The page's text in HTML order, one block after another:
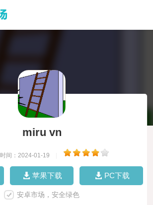
miru vn
时间：2024-01-19
苹果下载 PC下载
安卓市场，安全绿色